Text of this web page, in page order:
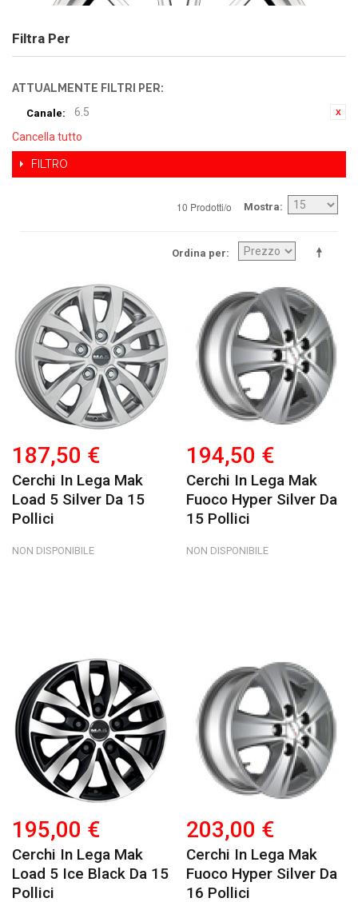
Filtra Per
ATTUALMENTE FILTRI PER:
Canale:
6.5
Cancella tutto
FILTRO
10 Prodotti/o Mostra
Ordina per
187,50 €
Cerchi In Lega Mak
Load 5 Silver Da 15
Pollici
NON DISPONIBILE
194,50 €
Cerchi In Lega Mak
Fuoco Hyper Silver Da
15 Pollici
NON DISPONIBILE
195,00 €
Cerchi In Lega Mak
Load 5 Ice Black Da 15
Pollici
203,00 €
Cerchi In Lega Mak
Fuoco Hyper Silver Da
16 Pollici